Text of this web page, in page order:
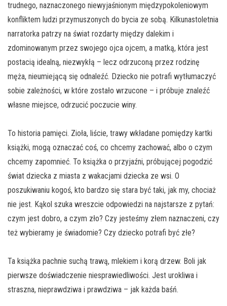
trudnego, naznaczonego niewyjaśnionym międzypokoleniowym
konfliktem ludzi przymuszonych do bycia ze sobą. Kilkunastoletnia
narratorka patrzy na świat rozdarty między dalekim i
zdominowanym przez swojego ojca ojcem, a matką, która jest
postacią idealną, niezwykłą – lecz odrzuconą przez rodzinę
męża, nieumiejącą się odnaleźć. Dziecko nie potrafi wytłumaczyć
sobie zależności, w które zostało wrzucone – i próbuje znaleźć
własne miejsce, odrzucić poczucie winy.
To historia pamięci. Zioła, liście, trawy wkładane pomiędzy kartki
książki, mogą oznaczać coś, co chcemy zachować, albo o czym
chcemy zapomnieć. To książka o przyjaźni, próbującej pogodzić
świat dziecka z miasta z wakacjami dziecka ze wsi. O
poszukiwaniu kogoś, kto bardzo się stara być taki, jak my, chociaż
nie jest. Kąkol szuka wreszcie odpowiedzi na najstarsze z pytań:
czym jest dobro, a czym zło? Czy jesteśmy złem naznaczeni, czy
też wybieramy je świadomie? Czy dziecko potrafi być złe?
Ta książka pachnie suchą trawą, mlekiem i korą drzew. Boli jak
pierwsze doświadczenie niesprawiedliwości. Jest urokliwa i
straszna, nieprawdziwa i prawdziwa – jak każda baśń.